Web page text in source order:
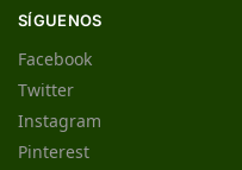
SÍGUENOS
Facebook
Twitter
Instagram
Pinterest